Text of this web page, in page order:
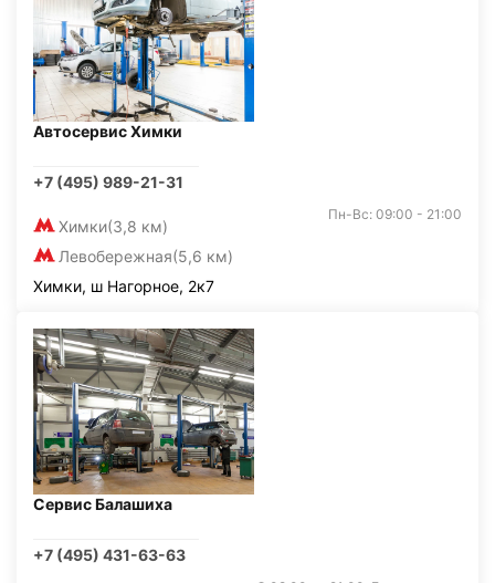
Автосервис Химки
+7 (495) 989-21-31
Химки(3,8 км)
Левобережная(5,6 км)
Пн-Вс: 09:00 - 21:00
Химки, ш Нагорное, 2к7
Сервис Балашиха
+7 (495) 431-63-63